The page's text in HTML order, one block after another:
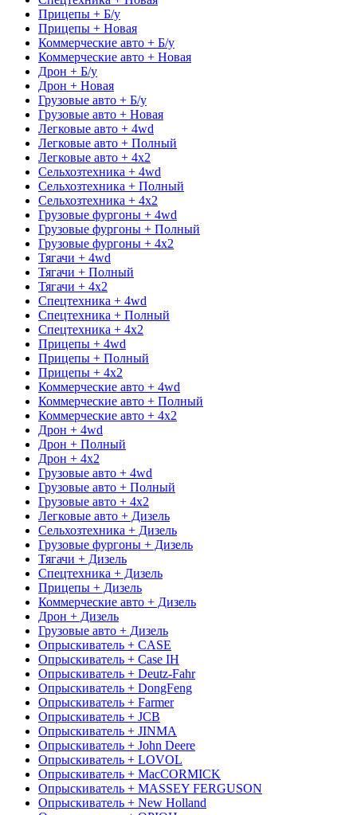
Прицепы + Б/у
Прицепы + Новая
Коммерческие авто + Б/у
Коммерческие авто + Новая
Дрон + Б/у
Дрон + Новая
Грузовые авто + Б/у
Грузовые авто + Новая
Легковые авто + 4wd
Легковые авто + Полный
Легковые авто + 4x2
Сельхозтехника + 4wd
Сельхозтехника + Полный
Сельхозтехника + 4x2
Грузовые фургоны + 4wd
Грузовые фургоны + Полный
Грузовые фургоны + 4x2
Тягачи + 4wd
Тягачи + Полный
Тягачи + 4x2
Спецтехника + 4wd
Спецтехника + Полный
Спецтехника + 4x2
Прицепы + 4wd
Прицепы + Полный
Прицепы + 4x2
Коммерческие авто + 4wd
Коммерческие авто + Полный
Коммерческие авто + 4x2
Дрон + 4wd
Дрон + Полный
Дрон + 4x2
Грузовые авто + 4wd
Грузовые авто + Полный
Грузовые авто + 4x2
Легковые авто + Дизель
Сельхозтехника + Дизель
Грузовые фургоны + Дизель
Тягачи + Дизель
Спецтехника + Дизель
Прицепы + Дизель
Коммерческие авто + Дизель
Дрон + Дизель
Грузовые авто + Дизель
Опрыскиватель + CASE
Опрыскиватель + Case IH
Опрыскиватель + Deutz-Fahr
Опрыскиватель + DongFeng
Опрыскиватель + Farmer
Опрыскиватель + JCB
Опрыскиватель + JINMA
Опрыскиватель + John Deere
Опрыскиватель + LOVOL
Опрыскиватель + MacCORMICK
Опрыскиватель + MASSEY FERGUSON
Опрыскиватель + New Holland